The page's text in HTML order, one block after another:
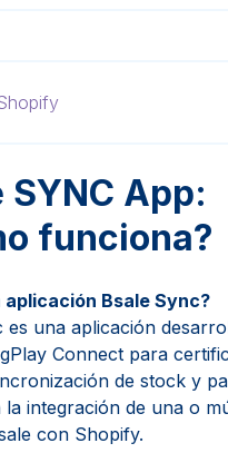
SYNC App:
funciona?
aplicación Bsale Sync?
es una aplicación
Connect para
de stock y
la integración de una o
con Shopify.